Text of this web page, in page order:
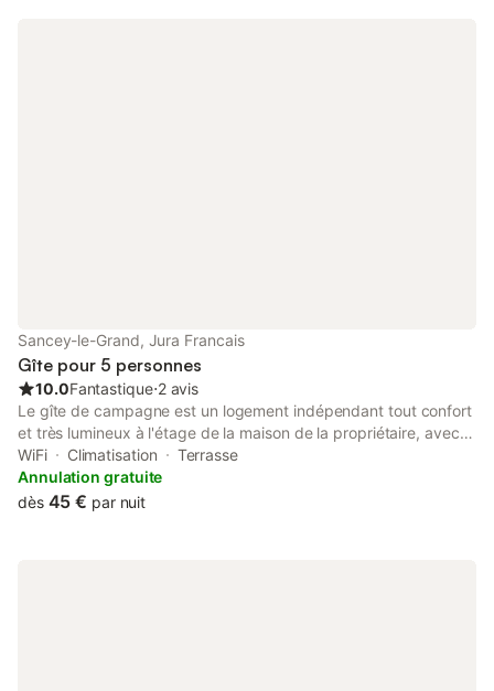
Sancey-le-Grand, Jura Francais
Gîte pour 5 personnes
10.0Fantastique⋅2 avis
Le gîte de campagne est un logement indépendant tout confort
et très lumineux à l'étage de la maison de la propriétaire, avec
sortie indépendante pouvant accepter 5 personnes ,jardin,
barbecue, salon de jardin et transats. Jeux pour enfants,
tobogan, balançoires , ballon, vélos. Logement très spacieux,
WiFi Climatisation
Terrasse
Annulation gratuite
dès 45 € par nuit